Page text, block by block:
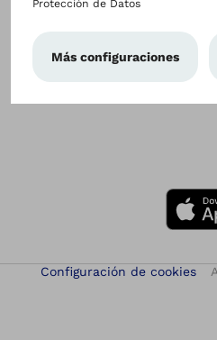
Atención a Pacientes
Configuración de cookies